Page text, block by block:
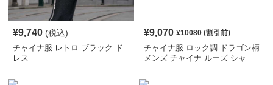
¥9,740 (税込)
チャイナ服 レトロ ブラック ド
レス
¥9,070 ¥10080(割引前)
チャイナ服 ロック調 ドラゴン柄
メンズ チャイナ ルーズ シャ